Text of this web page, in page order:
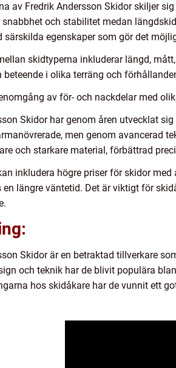
av Fredrik Andersson Skidor skiljer
och stabilitet medan
särskilda egenskaper som gör det
skidtyperna inkluderar längd,
beteende i olika terräng och
av för- och nackdelar med
Skidor har genom åren utvecklat
men genom avancerad
och starkare material, förbättrad
inkludera högre priser för skidor
en längre väntetid. Det är viktigt för
Skidor är en betraktad tillverkare
och teknik har de blivit populära
hos skidåkare har de vunnit ett